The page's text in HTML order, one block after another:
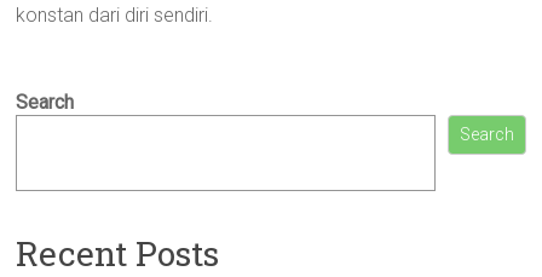
konstan dari diri sendiri.
Search
Search
Recent Posts